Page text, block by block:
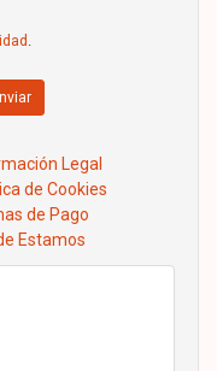
.
Legal
de Cookies
de Pago
Estamos